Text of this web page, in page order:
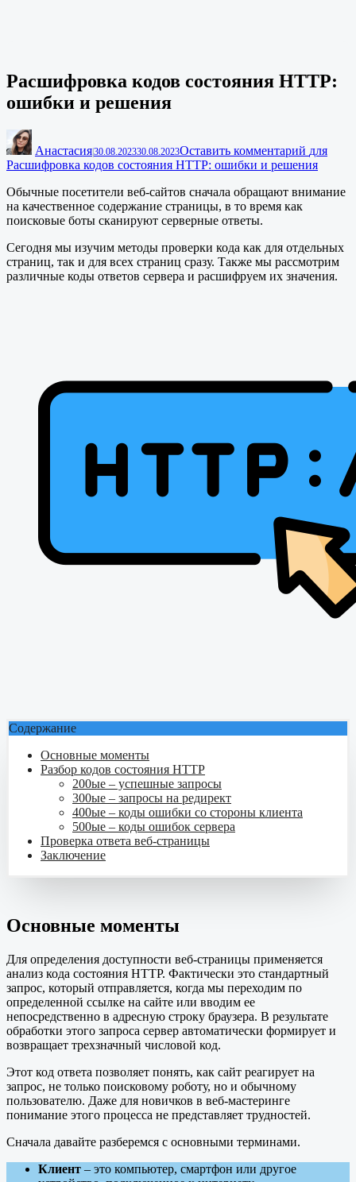
Расшифровка кодов состояния HTTP:
ошибки и решения
Анастасия30.08.202330.08.2023Оставить комментарий для
Расшифровка кодов состояния HTTP: ошибки и решения
Обычные посетители веб-сайтов сначала обращают внимание
на качественное содержание страницы, в то время как
поисковые боты сканируют серверные ответы.
Сегодня мы изучим методы проверки кода как для отдельных
страниц, так и для всех страниц сразу. Также мы рассмотрим
различные коды ответов сервера и расшифруем их значения.
Содержание
Основные моменты
Разбор кодов состояния HTTP
200ые – успешные запросы
300ые – запросы на редирект
400ые – коды ошибки со стороны клиента
500ые – коды ошибок сервера
Проверка ответа веб-страницы
Заключение
Основные моменты
Для определения доступности веб-страницы применяется
анализ кода состояния HTTP. Фактически это стандартный
запрос, который отправляется, когда мы переходим по
определенной ссылке на сайте или вводим ее
непосредственно в адресную строку браузера. В результате
обработки этого запроса сервер автоматически формирует и
возвращает трехзначный числовой код.
Этот код ответа позволяет понять, как сайт реагирует на
запрос, не только поисковому роботу, но и обычному
пользователю. Даже для новичков в веб-мастеринге
понимание этого процесса не представляет трудностей.
Сначала давайте разберемся с основными терминами.
Клиент – это компьютер, смартфон или другое